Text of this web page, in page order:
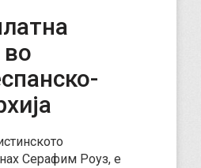
во
Серафим Роуз, е